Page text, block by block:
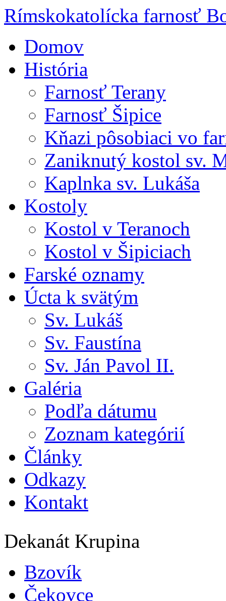
Rímskokatolícka farnosť
Domov
História
Farnosť Terany
Farnosť Šipice
Kňazi pôsobiaci vo
Zaniknutý kostol sv.
Kaplnka sv. Lukáša
Kostoly
Kostol v Teranoch
Kostol v Šipiciach
Farské oznamy
Úcta k svätým
Sv. Lukáš
Sv. Faustína
Sv. Ján Pavol II.
Galéria
Podľa dátumu
Zoznam kategórií
Články
Odkazy
Kontakt
Dekanát Krupina
Bzovík
Čekovce